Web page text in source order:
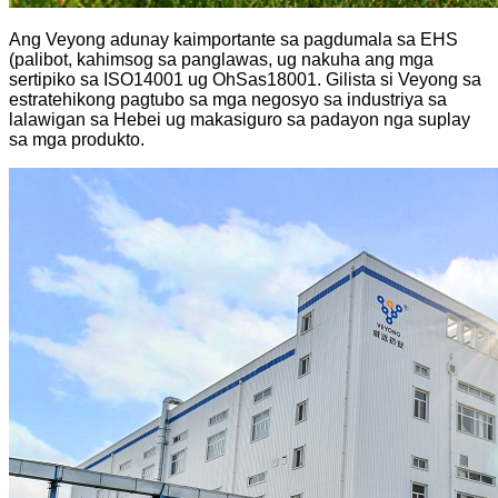
Ang Veyong adunay kaimportante sa pagdumala sa EHS
(palibot, kahimsog sa panglawas, ug nakuha ang mga
sertipiko sa ISO14001 ug OhSas18001. Gilista si Veyong sa
estratehikong pagtubo sa mga negosyo sa industriya sa
lalawigan sa Hebei ug makasiguro sa padayon nga suplay
sa mga produkto.